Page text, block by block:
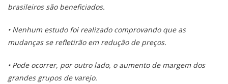
brasileiros são beneficiados.
• Nenhum estudo foi realizado comprovando que as
mudanças se refletirão em redução de preços.
• Pode ocorrer, por outro lado, o aumento de margem dos
grandes grupos de varejo.